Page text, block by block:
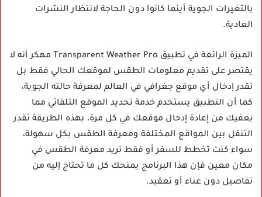
بالتغيرات الجوية أينما كانوا دون الحاجة لانتظار النشرات
العادية.
الميزة الرائعة في تطبيق Transparent Weather Pro مهكر أنه لا
يقتصر على تقديم معلومات الطقس لموقعك الحالي فقط بل
تقدر إدخال أي موقع جغرافي في العالم لمعرفة حالته الجوية،
كما أن التطبيق يستخدم خدمة تحديد الموقع التلقائي مما
يعفيك من إعادة إدخال موقعك في كل مرة، بهذه الطريقة تقدر
التنقل بين المواقع المختلفة ومعرفة الطقس بكل سهولة،
سواء كنت تخطط للسفر أو فقط تريد معرفة الطقس في
مكان معين فإن هذا البرنامج يمنحك كل ما تحتاج إليه من
تفاصيل دون عناء أو تعقيد.